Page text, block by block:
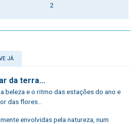
2
JÁ
da terra...
beleza e o ritmo das estações do ano e
das flores...
envolvidas pela natureza, num